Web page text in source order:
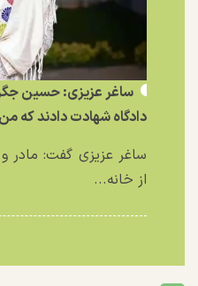
ساغر عزیزی: حسین
دادگاه شهادت دادند که
ساغر عزیزی گفت: مادر
از خانه...